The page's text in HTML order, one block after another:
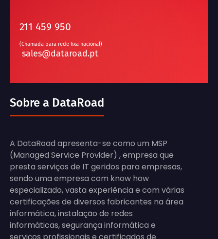
211 459 950
(Chamada para rede fixa nacional)
sales@dataroad.pt
Sobre a DataRoad
A DataRoad apresenta-se como um MSP
(Managed Service Provider) , empresa que
presta serviços de IT geridos para empresas,
sendo uma empresa com know how
especializado, vasta experiência e com várias
certificações de diversos fabricantes na área
informática, instalação de redes
informáticas, segurança informática e